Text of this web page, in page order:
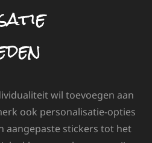
wil toevoegen aan
ook personalisatie-opties
aangepaste stickers tot het